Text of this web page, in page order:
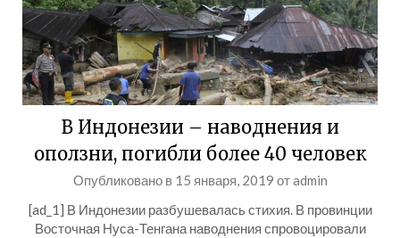
В Индонезии – наводнения и
оползни, погибли более 40 человек
Опубликовано в 15 января, 2019 отadmin
[ad_1] В Индонезии разбушевалась стихия. В провинции
Восточная Нуса-Тенгана наводнения спровоцировали